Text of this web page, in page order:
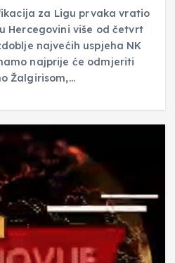
za Ligu prvaka vratio
Hercegovini više od četvrt
najvećih uspjeha NK
najprije će odmjeriti
Žalgirisom,…